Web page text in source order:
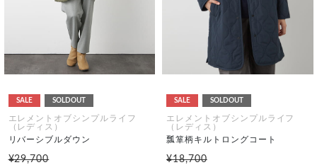
SALE SOLDOUT
エレメントオブシンプルライフ
（レディス）
リバーシブルダウン
¥29,700
SALE SOLDOUT
エレメントオブシンプルライフ
（レディス）
瓢箪柄キルトロングコート
¥18,700